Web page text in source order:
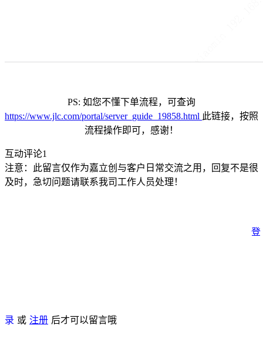
PS: 如您不懂下单流程，可查询
https://www.jlc.com/portal/server_guide_19858.html 此链接，按照
流程操作即可，感谢！
互动评论1
注意：此留言仅作为嘉立创与客户日常交流之用，回复不是很
及时，急切问题请联系我司工作人员处理！
登
录 或 注册 后才可以留言哦